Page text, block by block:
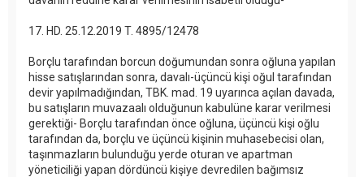
17. HD. 25.12.2019 T. 4895/12478
Borçlu tarafından borcun doğumundan sonra oğluna yapılan
hisse satışlarından sonra, davalı-üçüncü kişi oğul tarafından
devir yapılmadığından, TBK. mad. 19 uyarınca açılan davada,
bu satışların muvazaalı olduğunun kabulüne karar verilmesi
gerektiği- Borçlu tarafından önce oğluna, üçüncü kişi oğlu
tarafından da, borçlu ve üçüncü kişinin muhasebecisi olan,
taşınmazların bulunduğu yerde oturan ve apartman
yöneticiliği yapan dördüncü kişiye devredilen bağımsız